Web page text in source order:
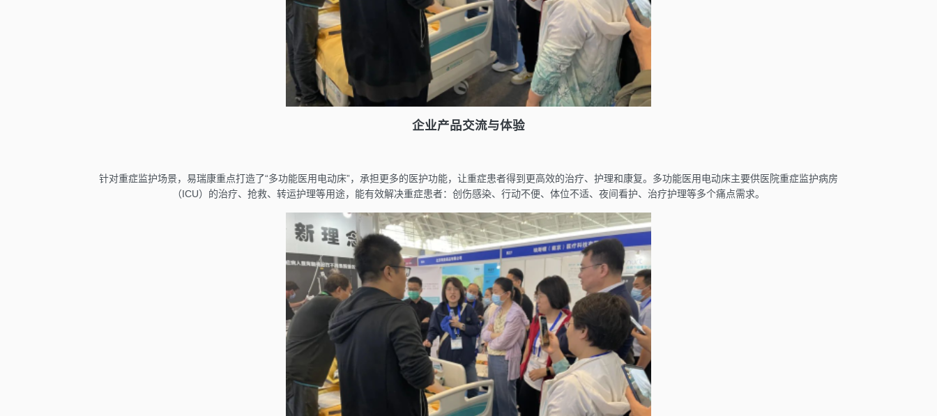
企业产品交流与体验
针对重症监护场景，易瑞康重点打造了“多功能医用电动床”，承担更多的医护功能，让重症患者得到更高效的治疗、护理和康复。多功能医用电动床主要供医院重症监护病房
（ICU）的治疗、抢救、转运护理等用途，能有效解决重症患者：创伤感染、行动不便、体位不适、夜间看护、治疗护理等多个痛点需求。